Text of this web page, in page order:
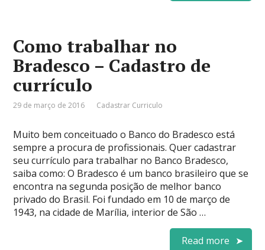
Como trabalhar no
Bradesco – Cadastro de
currículo
29 de março de 2016 Cadastrar Curriculo
Muito bem conceituado o Banco do Bradesco está
sempre a procura de profissionais. Quer cadastrar
seu currículo para trabalhar no Banco Bradesco,
saiba como: O Bradesco é um banco brasileiro que se
encontra na segunda posição de melhor banco
privado do Brasil. Foi fundado em 10 de março de
1943, na cidade de Marília, interior de São …
Read more